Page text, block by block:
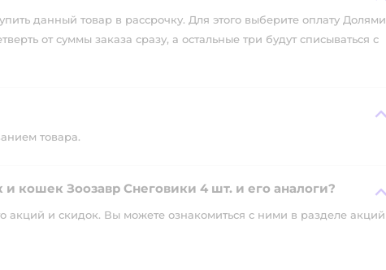
данный товар в рассрочку. Для этого выберите оплату Долями
от суммы заказа сразу, а остальные три будут списываться с
товара.
кошек Зоозавр Снеговики 4 шт. и его аналоги?
акций и скидок. Вы можете ознакомиться с ними в разделе акций